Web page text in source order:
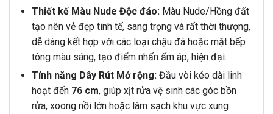
Thiết kế Màu Nude Độc đáo:Màu Nude/Hồng đất
tạo nên vẻ đẹp tinh tế, sang trọng và rất thời thượng,
dễ dàng kết hợp với các loại chậu đá hoặc mặt bếp
tông màu sáng, tạo điểm nhấn ấm áp, hiện đại.
Tính năng Dây Rút Mở rộng:Đầu vòi kéo dài linh
hoạt đến 76 cm, giúp xịt rửa vệ sinh các góc bồn
rửa, xoong nồi lớn hoặc làm sạch khu vực xung